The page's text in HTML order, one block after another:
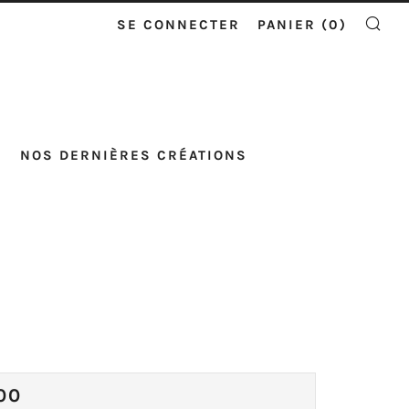
NOS DERNIÈRES CRÉATIONS
SE CONNECTER PANIER (0)